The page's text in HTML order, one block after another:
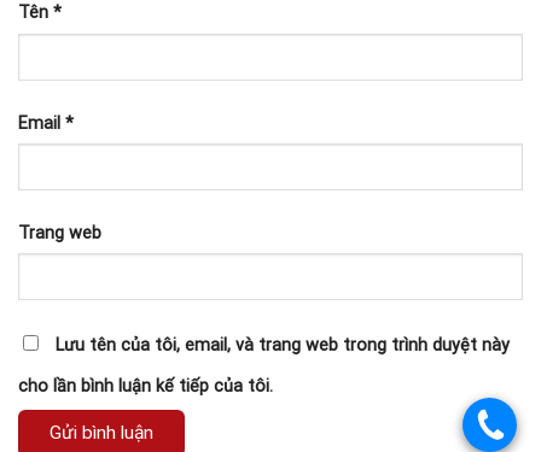
Tên *
Email *
Trang web
Lưu tên của tôi, email, và trang web trong trình duyệt này
cho lần bình luận kế tiếp của tôi.
.